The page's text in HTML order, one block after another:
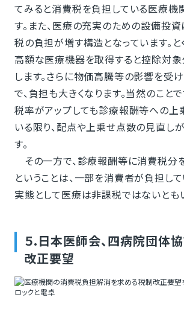
てみると消費税を負担している医療機
す。また、医療の充実のための設備投
税の負担が増す構造となっています。と
高額な医療機器を取得すると控除対
します。さらに物価高騰等の影響を受
で、負担も大きくなります。当然のこと
税率がアップしても診療報酬等への上
いる限り、配点や上乗せ点数の見直し
す。
その一方で、診療報酬等に消費税分
ということは、一部を消費者が負担して
実態として医療は非課税ではないとも
５.日本医師会、四病院団体
改正要望